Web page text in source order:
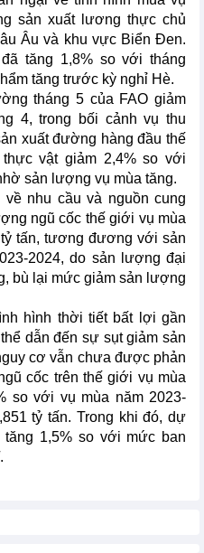
sản xuất lương thực chủ
Âu và khu vực Biển Đen.
tăng 1,8% so với tháng
tăng trước kỳ nghỉ Hè.
tháng 5 của FAO giảm
4, trong bối cảnh vụ thu
xuất đường hàng đầu thế
vật giảm 2,4% so với
sản lượng vụ mùa tăng.
nhu cầu và nguồn cung
ngũ cốc thế giới vụ mùa
tấn, tương đương với sản
2024, do sản lượng đại
bù lại mức giảm sản lượng
hình thời tiết bất lợi gần
dẫn đến sự sụt giảm sản
cơ vẫn chưa được phản
cốc trên thế giới vụ mùa
so với vụ mùa năm 2023-
tỷ tấn. Trong khi đó, dự
1,5% so với mức ban